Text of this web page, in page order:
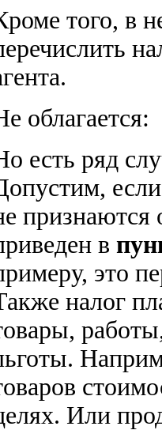
того, в
облагается:
есть ряд
признаются
в
это
налог
Или